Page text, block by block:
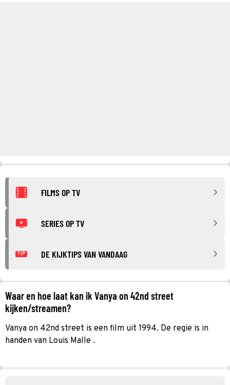
FILMS OP TV
SERIES OP TV
TIP DE KIJKTIPS VAN VANDAAG
Waar en hoe laat kan ik Vanya on 42nd street
kijken/streamen?
Vanya on 42nd street is een film uit 1994. De regie is in
handen van Louis Malle .